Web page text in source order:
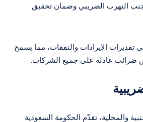
التهرب الضريبي وضمان تحقيق
تقديرات الإيرادات والنفقات، مما يسمح
ضرائب عادلة على جميع الشركات.
والمحلية، تقدّم الحكومة السعودية